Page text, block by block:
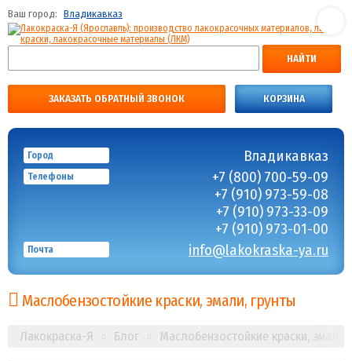
Ваш город: Владикавказ
НАЙТИ
ЗАКАЗАТЬ ОБРАТНЫЙ ЗВОНОК КОРЗИНА
Город Владикавказ
Телефоны
+7 (800) 700-59-09
+7 (910) 973-59-08
+7 (910) 973-33-09
+7 (910) 973-01-00
Почта info@lakokraska-ya.ru
Маслобензостойкие краски, эмали, грунты
Лакокраска-Я Блог Маслобензостойкие краски, эмали,